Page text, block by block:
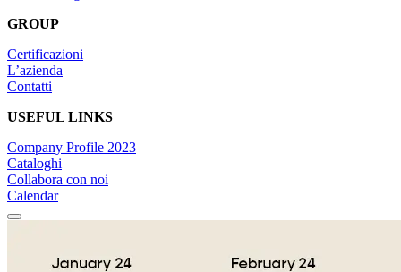
GROUP
Certificazioni
L’azienda
Contatti
USEFUL LINKS
Company Profile 2023
Cataloghi
Collabora con noi
Calendar